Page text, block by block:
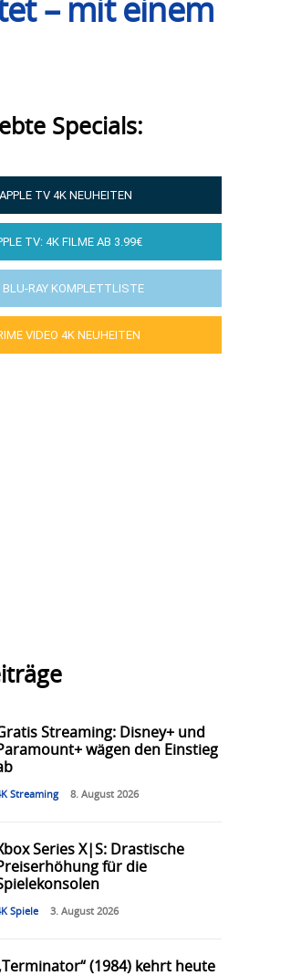
– mit einem
Specials:
APPLE TV 4K NEUHEITEN
TV: 4K FILME AB 3.99€
BLU-RAY KOMPLETTLISTE
VIDEO 4K NEUHEITEN
Streaming: Disney+ und
wägen den Einstieg
Streaming 8. August 2026
Series X|S: Drastische
für die
Spiele 3. August 2026
(1984) kehrt heute